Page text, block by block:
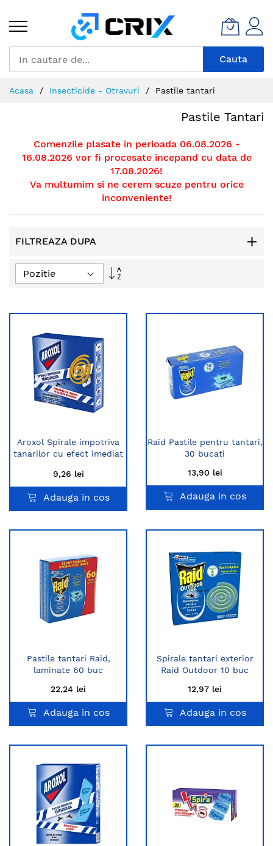
Continut
Cauta
Acasa Insecticide - Otravuri Pastile tantari
Pastile Tantari
Comenzile plasate in perioada 06.08.2026 -
16.08.2026 vor fi procesate incepand cu data de
17.08.2026!
Va multumim si ne cerem scuze pentru orice
inconveniente!
FILTREAZA DUPA
Setati
Aroxol Spirale impotriva
tanarilor cu efect imediat
9,26 lei
Adauga in cos
Raid Pastile pentru tantari,
30 bucati
13,90 lei
Adauga in cos
Pastile tantari Raid,
laminate 60 buc
22,24 lei
Adauga in cos
Spirale tantari exterior
Raid Outdoor 10 buc
12,97 lei
Adauga in cos